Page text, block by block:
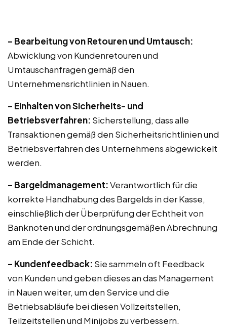
– Bearbeitung von Retouren und Umtausch:
Abwicklung von Kundenretouren und
Umtauschanfragen gemäß den
Unternehmensrichtlinien in Nauen.
– Einhalten von Sicherheits- und
Betriebsverfahren: Sicherstellung, dass alle
Transaktionen gemäß den Sicherheitsrichtlinien und
Betriebsverfahren des Unternehmens abgewickelt
werden.
– Bargeldmanagement:Verantwortlich für die
korrekte Handhabung des Bargelds in der Kasse,
einschließlich der Überprüfung der Echtheit von
Banknoten und der ordnungsgemäßen Abrechnung
am Ende der Schicht.
– Kundenfeedback: Sie sammeln oft Feedback
von Kunden und geben dieses an das Management
in Nauen weiter, um den Service und die
Betriebsabläufe bei diesen Vollzeitstellen,
Teilzeitstellen und Minijobs zu verbessern.